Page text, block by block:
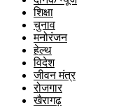
शिक्षा
चुनाव
मनोरंजन
हेल्थ
विदेश
जीवन मंत्र
रोजगार
खैरागढ़